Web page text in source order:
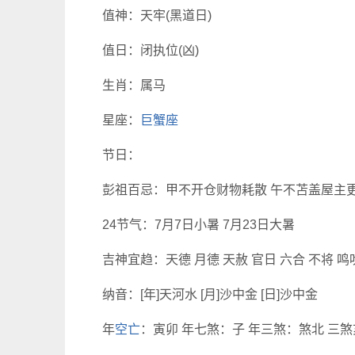
值神：天牢(黑道日)
值日：闭执位(凶)
生肖：属马
星座： 巨蟹座
节日：
彭祖百忌：甲不开仓财物耗散 午不苫盖屋主
24节气：7月7日小暑 7月23日大暑
吉神宜趋：天德 月德 天赦 官日 六合 不将 鸣
纳音：[年]天河水 [月]沙中金 [日]沙中金
年空亡：寅卯 年七煞：子 年三煞：煞北 三